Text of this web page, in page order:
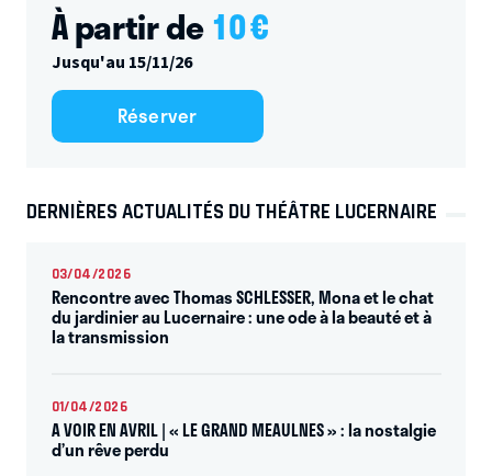
À partir de10€
Jusqu'au 15/11/26
Réserver
DERNIÈRES ACTUALITÉS DU THÉÂTRE LUCERNAIRE
03/04/2026
Rencontre avec Thomas SCHLESSER, Mona et le chat
du jardinier au Lucernaire : une ode à la beauté et à
la transmission
01/04/2026
A VOIR EN AVRIL | « LE GRAND MEAULNES » : la nostalgie
d’un rêve perdu